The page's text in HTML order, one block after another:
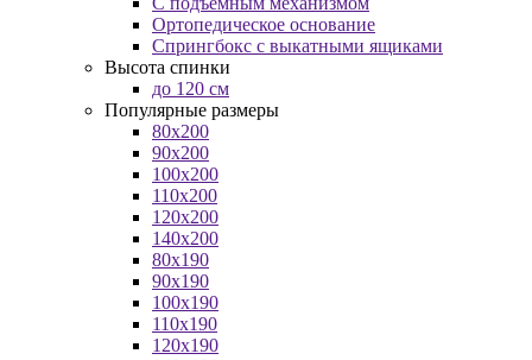
Ортопедическое основание
Спрингбокс с выкатными ящиками
Высота спинки
до 120 см
Популярные размеры
80x200
90x200
100x200
110x200
120x200
140x200
80x190
90x190
100x190
110x190
120x190